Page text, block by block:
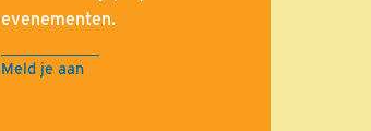
evenementen.
Meld je aan